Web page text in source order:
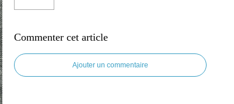
Commenter cet article
Ajouter un commentaire